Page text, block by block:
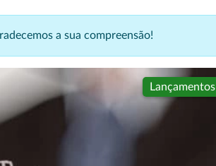
a sua compreensão!
Lançamentos